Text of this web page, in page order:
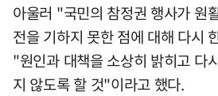
아울러 "국민의 참정권 행사가 원
전을 기하지 못한 점에 대해 다시
"원인과 대책을 소상히 밝히고 다
지 않도록 할 것"이라고 했다.